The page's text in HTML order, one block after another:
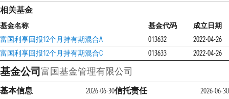
相关基金
基金名称 基金代码
成立日期
富国利享回报12个月持有期混合A
013632
2022-04-26
富国利享回报12个月持有期混合C
013633 2022-04-26
基金公司富国基金管理有限公司
基本信息 2026-06-30信托责任 2026-06-30